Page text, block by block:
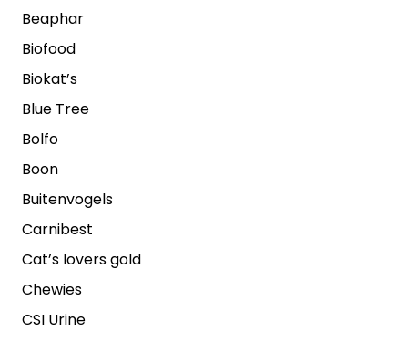
Beaphar
Biofood
Biokat’s
Blue Tree
Bolfo
Boon
Buitenvogels
Carnibest
Cat’s lovers gold
Chewies
CSI Urine